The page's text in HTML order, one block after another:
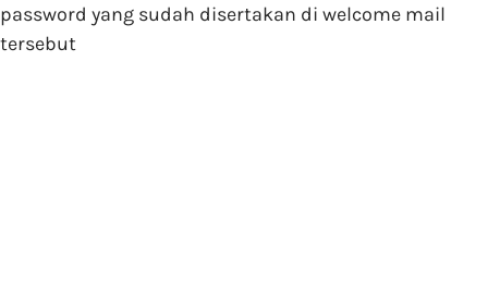
password yang sudah disertakan di welcome mail
tersebut